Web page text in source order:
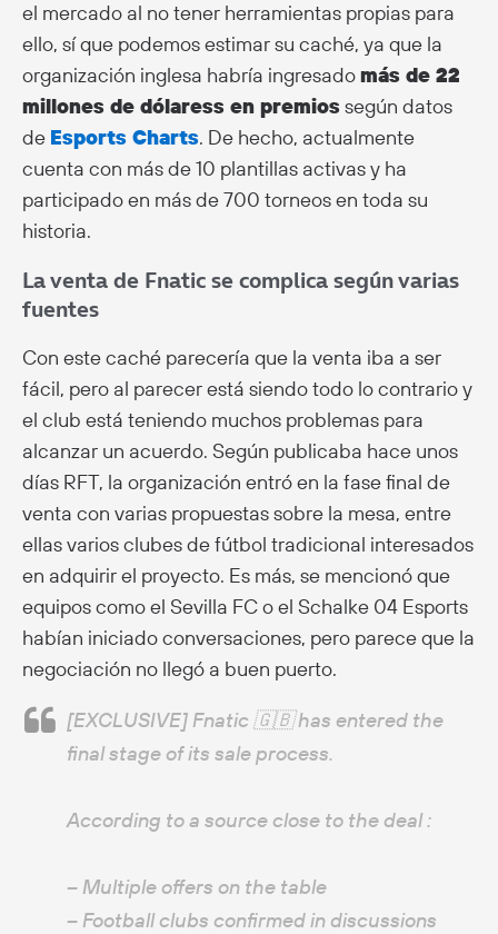
el mercado al no tener herramientas propias para
ello, sí que podemos estimar su caché, ya que la
organización inglesa habría ingresadomás de 22
millones de dólaress en premios según datos
de Esports Charts. De hecho, actualmente
cuenta con más de 10 plantillas activas y ha
participado en más de 700 torneos en toda su
historia.
La venta de Fnatic se complica según varias
fuentes
Con este caché parecería que la venta iba a ser
fácil, pero al parecer está siendo todo lo contrario y
el club está teniendo muchos problemas para
alcanzar un acuerdo. Según publicaba hace unos
días RFT, la organización entró en la fase final de
venta con varias propuestas sobre la mesa, entre
ellas varios clubes de fútbol tradicional interesados
en adquirir el proyecto. Es más, se mencionó que
equipos como el Sevilla FC o el Schalke 04 Esports
habían iniciado conversaciones, pero parece que la
negociación no llegó a buen puerto.
[EXCLUSIVE] Fnatic 🇬🇧 has entered the
final stage of its sale process.
According to a source close to the deal :
– Multiple offers on the table
– Football clubs confirmed in discussions